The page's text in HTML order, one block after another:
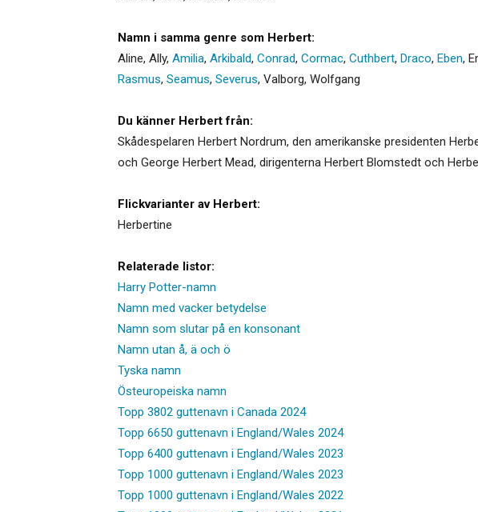
Namn i samma genre som Herbert:
Aline, Ally, Amilia, Arkibald, Conrad, Cormac, Cuthbert, Draco, Eben,
Rasmus, Seamus, Severus, Valborg, Wolfgang
Du känner Herbert från:
Skådespelaren Herbert Nordrum, den amerikanske presidenten
och George Herbert Mead, dirigenterna Herbert Blomstedt och
Flickvarianter av Herbert:
Herbertine
Relaterade listor:
Harry Potter-namn
Namn med vacker betydelse
Namn som slutar på en konsonant
Namn utan å, ä och ö
Tyska namn
Östeuropeiska namn
Topp 3802 guttenavn i Canada 2024
Topp 6650 guttenavn i England/Wales 2024
Topp 6400 guttenavn i England/Wales 2023
Topp 1000 guttenavn i England/Wales 2023
Topp 1000 guttenavn i England/Wales 2022